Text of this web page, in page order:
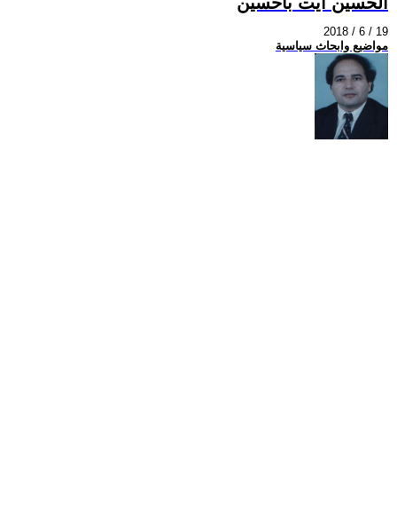
2018 / 6 / 19
مواضيع وابحاث سياسية